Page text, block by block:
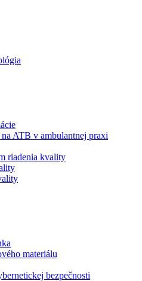
ATB v ambulantnej praxi
riadenia kvality
materiálu
bezpečnosti